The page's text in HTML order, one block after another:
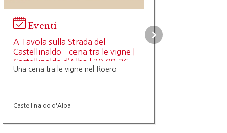
Eventi
A Tavola sulla Strada del
Castellinaldo – cena tra le vigne |
Castellinaldo d’Alba | 30.08.26
Una cena tra le vigne nel Roero
Castellinaldo d'Alba